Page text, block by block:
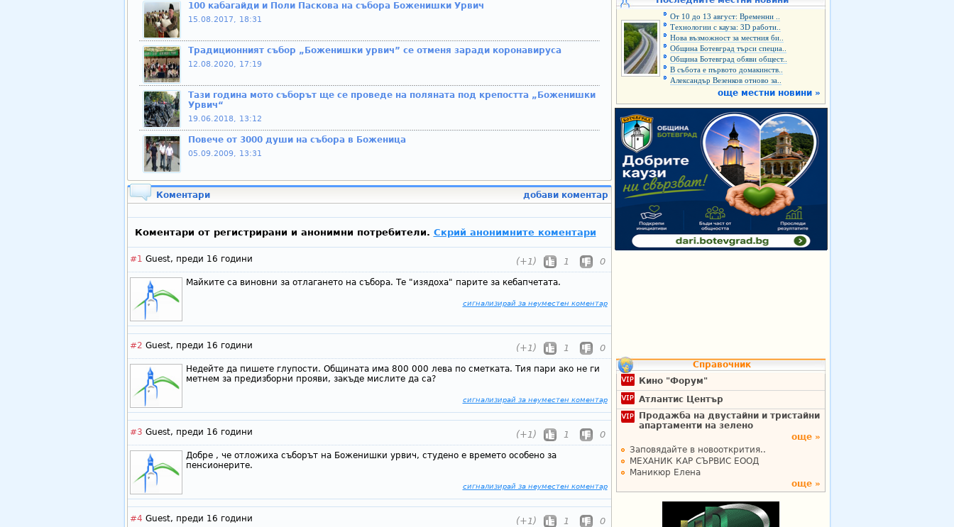
100 кабагайди и Поли Паскова на събора Боженишки Урвич
15.08.2017, 18:31
Традиционният събор „Боженишки урвич” се отменя заради коронавируса
12.08.2020, 17:19
Тази година мото съборът ще се проведе на поляната под крепостта „Боженишки
Урвич“
19.06.2018, 13:12
Повече от 3000 души на събора в Боженица
05.09.2009, 13:31
Коментари добави коментар
Коментари от регистрирани и анонимни потребители. Скрий анонимните коментари
#1 Guest, преди 16 години (+1) 1 0
Майките са виновни за отлагането на събора. Те "изядоха" парите за кебапчетата.
сигнализирай за неуместен коментар
#2 Guest, преди 16 години (+1) 1 0
Недейте да пишете глупости. Общината има 800 000 лева по сметката. Тия пари ако не ги
метнем за предизборни прояви, закъде мислите да са?
сигнализирай за неуместен коментар
#3 Guest, преди 16 години (+1) 1 0
Добре , че отложиха съборът на Боженишки урвич, студено е времето особено за
пенсионерите.
сигнализирай за неуместен коментар
#4 Guest, преди 16 години (+1) 1 0
От 10 до 13 август: Временни ..
Технологии с кауза: 3D работи..
Нова възможност за местния би..
Община Ботевград търси специа..
Община Ботевград обяви общест..
В събота е първото домакинств..
Александър Везенков отново за..
още местни новини »
Справочник
Кино "Форум"
Атлантис Център
Продажба на двустайни и тристайни
апартаменти на зелено
още »
Заповядайте в новооткрития..
МЕХАНИК КАР СЪРВИС ЕООД
Маникюр Елена
още »